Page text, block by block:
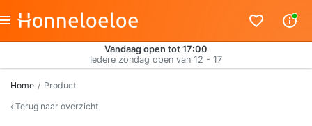
Vandaag open tot 17:00
Iedere zondag open van 12 - 17
Home
Product
Terug naar overzicht